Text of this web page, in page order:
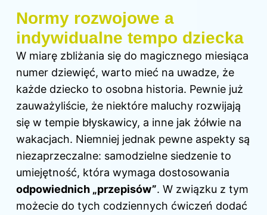
Normy rozwojowe a
indywidualne tempo dziecka
W miarę zbliżania się do magicznego miesiąca
numer dziewięć, warto mieć na uwadze, że
każde dziecko to osobna historia. Pewnie już
zauważyliście, że niektóre maluchy rozwijają
się w tempie błyskawicy, a inne jak żółwie na
wakacjach. Niemniej jednak pewne aspekty są
niezaprzeczalne: samodzielne siedzenie to
umiejętność, która wymaga dostosowania
odpowiednich „przepisów”. W związku z tym
możecie do tych codziennych ćwiczeń dodać